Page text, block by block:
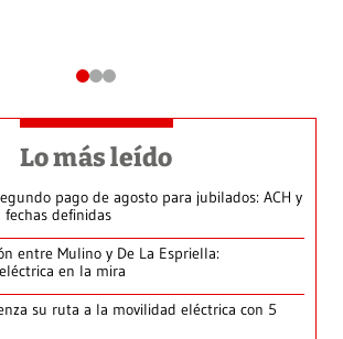
Lo más leído
pago de agosto para jubilados: ACH y
definidas
entre Mulino y De La Espriella:
en la mira
su ruta a la movilidad eléctrica con 5